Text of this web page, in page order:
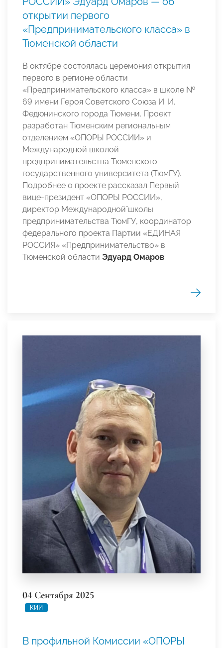
открытии первого
«Предпринимательского класса» в
Тюменской области
В октябре состоялась церемония открытия
первого в регионе области
«Предпринимательского класса» в школе №
69 имени Героя Советского Союза И. И.
Федюнинского города Тюмени. Проект
разработан Тюменским региональным
отделением «ОПОРЫ РОССИИ» и
Международной школой
предпринимательства Тюменского
государственного университета (ТюмГУ).
Подробнее о проекте рассказал Первый
вице-президент «ОПОРЫ РОССИИ»,
директор Международной̆ школы
предпринимательства ТюмГУ, координатор
федерального проекта Партии «ЕДИНАЯ
РОССИЯ» «Предпринимательство» в
Тюменской области Эдуард Омаров.
04 Сентября 2025
КИИ
В профильной Комиссии «ОПОРЫ